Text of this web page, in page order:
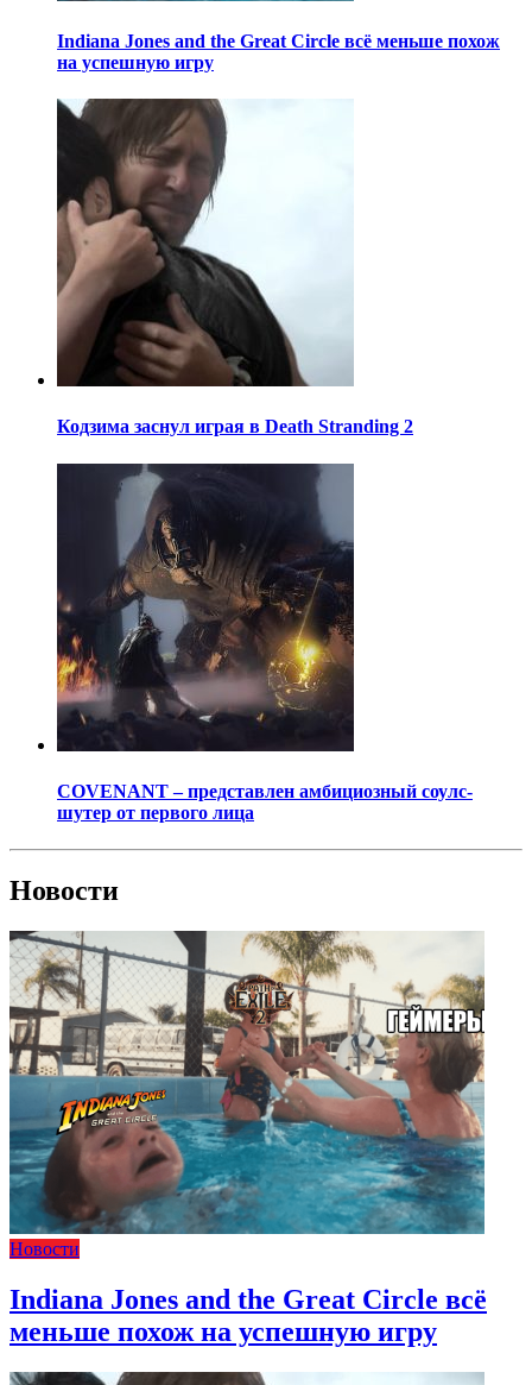
Indiana Jones and the Great Circle всё меньше похож
на успешную игру
Кодзима заснул играя в Death Stranding 2
COVENANT – представлен амбициозный соулс-
шутер от первого лица
Новости
Новости
Indiana Jones and the Great Circle всё
меньше похож на успешную игру